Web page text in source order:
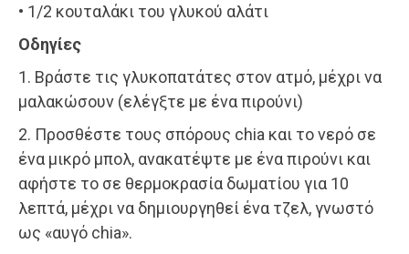
• 1/2 κουταλάκι του γλυκού αλάτι
Οδηγίες
1. Βράστε τις γλυκοπατάτες στον ατμό, μέχρι να
μαλακώσουν (ελέγξτε με ένα πιρούνι)
2. Προσθέστε τους σπόρους chia και το νερό σε
ένα μικρό μπολ, ανακατέψτε με ένα πιρούνι και
αφήστε το σε θερμοκρασία δωματίου για 10
λεπτά, μέχρι να δημιουργηθεί ένα τζελ, γνωστό
ως «αυγό chia».